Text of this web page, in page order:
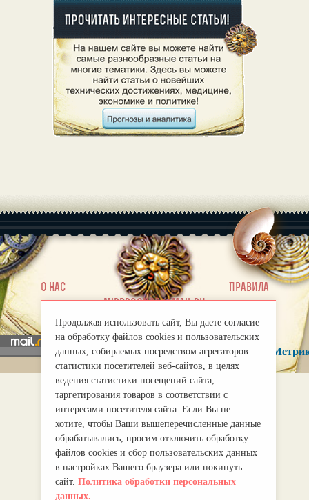
О нас |
Правила
mirprognoz@mail.ru
Продолжая использовать сайт, Вы даете согласие
на обработку файлов cookies и пользовательских
данных, собираемых посредством агрегаторов
статистики посетителей веб-сайтов, в целях
ведения статистики посещений сайта,
таргетирования товаров в соответствии с
интересами посетителя сайта. Если Вы не
хотите, чтобы Ваши вышеперечисленные данные
обрабатывались, просим отключить обработку
файлов cookies и сбор пользовательских данных
в настройках Вашего браузера или покинуть
сайт. Политика обработки персональных
данных.